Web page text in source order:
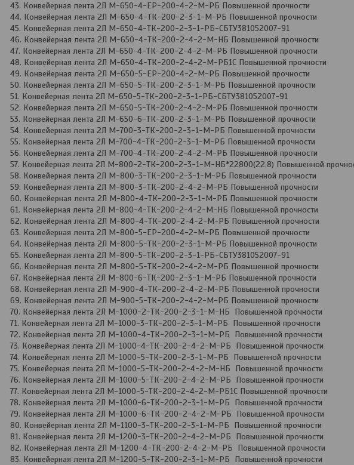
Конвейерная лента 2Л М-650-4-ЕР-200-4-2-М-РБ Повышенной прочности
Конвейерная лента 2Л М-650-4-ТК-200-2-3-1-М-РБ Повышенной прочности
Конвейерная лента 2Л М-650-4-ТК-200-2-3-1-РБ-СБТУ381052007-91
Конвейерная лента 2Л М-650-4-ТК-200-2-4-2-М-НБ Повышенной прочности
Конвейерная лента 2Л М-650-4-ТК-200-2-4-2-М-РБ Повышенной прочности
Конвейерная лента 2Л М-650-4-ТК-200-2-4-2-М-РБ1С Повышенной прочности
Конвейерная лента 2Л М-650-5-ЕР-200-4-2-М-РБ Повышенной прочности
Конвейерная лента 2Л М-650-5-ТК-200-2-3-1-М-РБ Повышенной прочности
Конвейерная лента 2Л М-650-5-ТК-200-2-3-1-РБ-СБТУ381052007-91
Конвейерная лента 2Л М-650-5-ТК-200-2-4-2-М-РБ Повышенной прочности
Конвейерная лента 2Л М-650-6-ТК-200-2-3-1-М-РБ Повышенной прочности
Конвейерная лента 2Л М-700-3-ТК-200-2-3-1-М-РБ Повышенной прочности
Конвейерная лента 2Л М-700-4-ТК-200-2-3-1-М-РБ Повышенной прочности
Конвейерная лента 2Л М-700-4-ТК-200-2-4-2-М-РБ Повышенной прочности
Конвейерная лента 2Л М-800-2-ТК-200-2-3-1-М-НБ*22800(22,8) Повышенной
Конвейерная лента 2Л М-800-3-ТК-200-2-3-1-М-РБ Повышенной прочности
Конвейерная лента 2Л М-800-3-ТК-200-2-4-2-М-РБ Повышенной прочности
Конвейерная лента 2Л М-800-4-ТК-200-2-3-1-М-РБ Повышенной прочности
Конвейерная лента 2Л М-800-4-ТК-200-2-4-2-М-НБ Повышенной прочности
Конвейерная лента 2Л М-800-4-ТК-200-2-4-2-М-РБ Повышенной прочности
Конвейерная лента 2Л М-800-5-ЕР-200-4-2-М-РБ Повышенной прочности
Конвейерная лента 2Л М-800-5-ТК-200-2-3-1-М-РБ Повышенной прочности
Конвейерная лента 2Л М-800-5-ТК-200-2-3-1-РБ-СБТУ381052007-91
Конвейерная лента 2Л М-800-5-ТК-200-2-4-2-М-РБ Повышенной прочности
Конвейерная лента 2Л М-800-6-ТК-200-2-3-1-М-РБ Повышенной прочности
Конвейерная лента 2Л М-900-4-ТК-200-2-4-2-М-РБ Повышенной прочности
Конвейерная лента 2Л М-900-5-ТК-200-2-4-2-М-РБ Повышенной прочности
Конвейерная лента 2Л М-1000-2-ТК-200-2-3-1-М-НБ Повышенной прочности
Конвейерная лента 2Л М-1000-3-ТК-200-2-3-1-М-РБ Повышенной прочности
Конвейерная лента 2Л М-1000-4-ТК-200-2-3-1-М-РБ Повышенной прочности
Конвейерная лента 2Л М-1000-4-ТК-200-2-4-2-М-РБ Повышенной прочности
Конвейерная лента 2Л М-1000-5-ТК-200-2-3-1-М-РБ Повышенной прочности
Конвейерная лента 2Л М-1000-5-ТК-200-2-4-2-М-НБ Повышенной прочности
Конвейерная лента 2Л М-1000-5-ТК-200-2-4-2-М-РБ Повышенной прочности
Конвейерная лента 2Л М-1000-5-ТК-200-2-4-2-М-РБ1С Повышенной прочности
Конвейерная лента 2Л М-1000-6-ТК-200-2-3-1-М-РБ Повышенной прочности
Конвейерная лента 2Л М-1000-6-ТК-200-2-4-2-М-РБ Повышенной прочности
Конвейерная лента 2Л М-1100-3-ТК-200-2-3-1-М-РБ Повышенной прочности
Конвейерная лента 2Л М-1200-3-ТК-200-2-4-2-М-РБ Повышенной прочности
Конвейерная лента 2Л М-1200-4-ТК-200-2-4-2-М-РБ Повышенной прочности
Конвейерная лента 2Л М-1200-5-ТК-200-2-3-1-М-РБ Повышенной прочности